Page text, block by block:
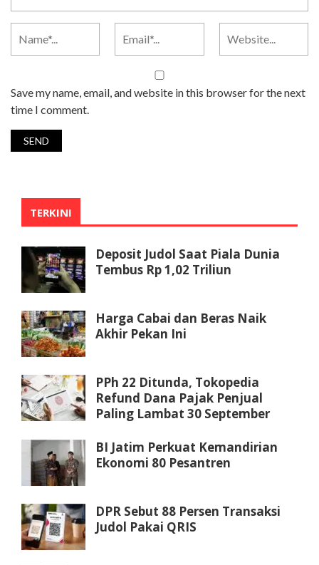
Save my name, email, and website in this browser for the next
time I comment.
TERKINI
Deposit Judol Saat Piala Dunia
Tembus Rp 1,02 Triliun
Harga Cabai dan Beras Naik
Akhir Pekan Ini
PPh 22 Ditunda, Tokopedia
Refund Dana Pajak Penjual
Paling Lambat 30 September
BI Jatim Perkuat Kemandirian
Ekonomi 80 Pesantren
DPR Sebut 88 Persen Transaksi
Judol Pakai QRIS